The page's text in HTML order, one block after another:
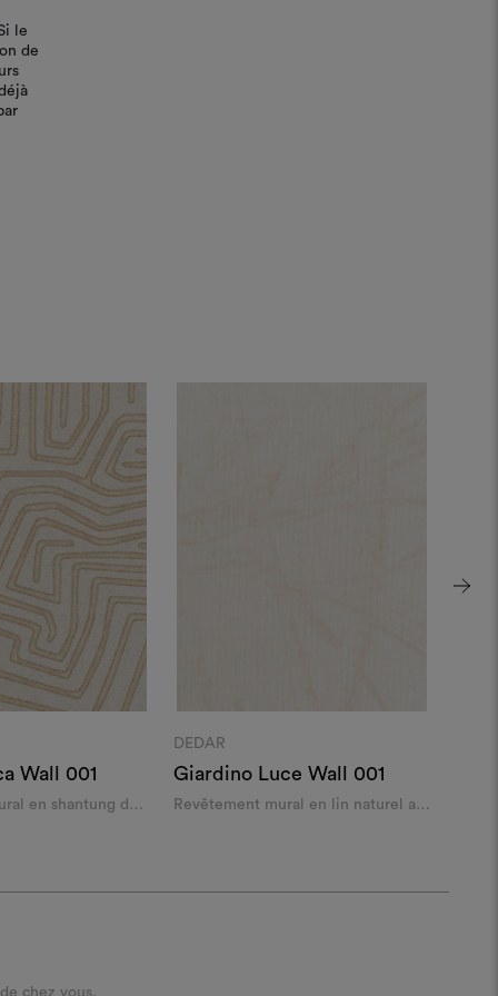
le
de
Wall 001
en shantung de
DEDAR
Giardino Luce Wall 001
Revêtement mural en lin naturel au
chez vous.